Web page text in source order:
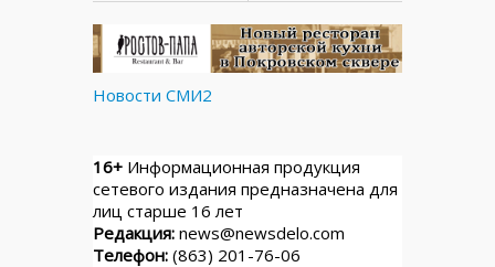
Новости СМИ2
16+ Информационная продукция
сетевого издания предназначена для
лиц старше 16 лет
Редакция: news@newsdelo.com
Телефон: (863) 201-76-06